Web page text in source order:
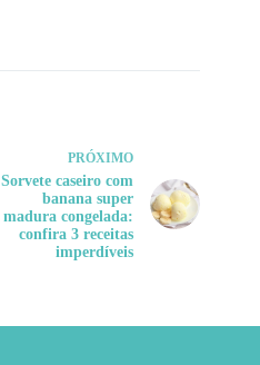
PRÓXIMO
Sorvete caseiro com
banana super
madura congelada:
confira 3 receitas
imperdíveis